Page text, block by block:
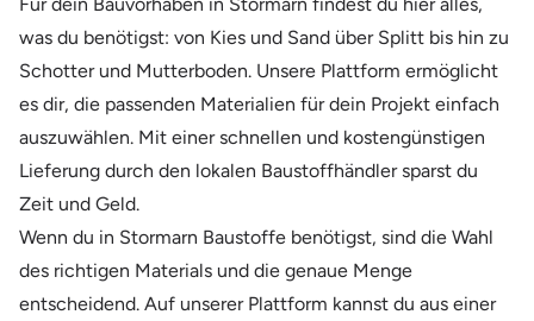
was du benötigst: von Kies und Sand über Splitt bis hin zu
Schotter und Mutterboden. Unsere Plattform ermöglicht
es dir, die passenden Materialien für dein Projekt einfach
auszuwählen. Mit einer schnellen und kostengünstigen
Lieferung durch den lokalen Baustoffhändler sparst du
Zeit und Geld.
Wenn du in Stormarn Baustoffe benötigst, sind die Wahl
des richtigen Materials und die genaue Menge
entscheidend. Auf unserer Plattform kannst du aus einer